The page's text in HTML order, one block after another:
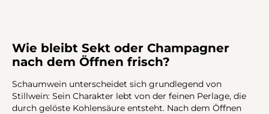
Wie bleibt Sekt oder Champagner
nach dem Öffnen frisch?
Schaumwein unterscheidet sich grundlegend von
Stillwein: Sein Charakter lebt von der feinen Perlage, die
durch gelöste Kohlensäure entsteht. Nach dem Öffnen